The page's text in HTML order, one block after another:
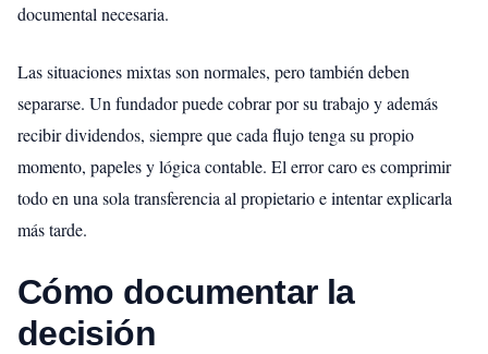
documental necesaria.
Las situaciones mixtas son normales, pero también deben
separarse. Un fundador puede cobrar por su trabajo y además
recibir dividendos, siempre que cada flujo tenga su propio
momento, papeles y lógica contable. El error caro es comprimir
todo en una sola transferencia al propietario e intentar explicarla
más tarde.
Cómo documentar la
decisión